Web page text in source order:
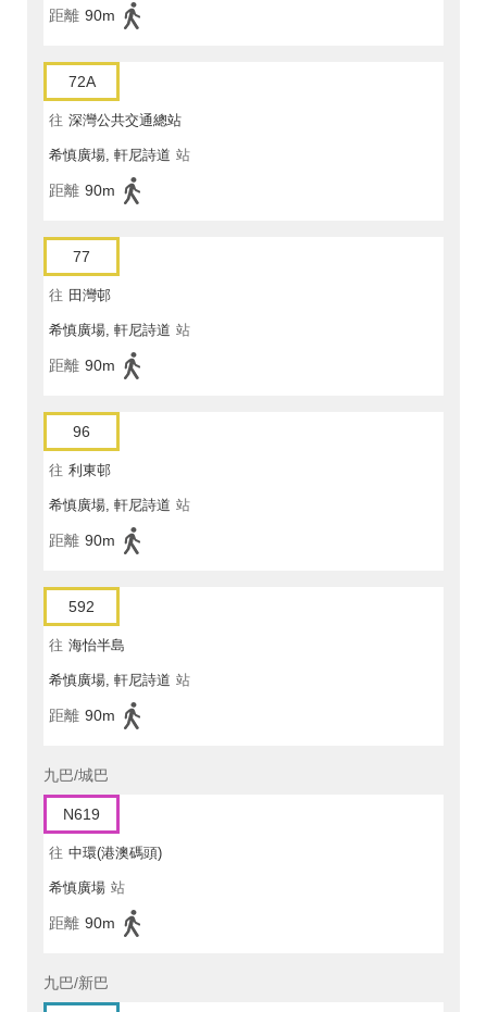
距離 90m
72A
往 深灣公共交通總站
希慎廣場, 軒尼詩道 站
距離 90m
77
往 田灣邨
希慎廣場, 軒尼詩道 站
距離 90m
96
往 利東邨
希慎廣場, 軒尼詩道 站
距離 90m
592
往 海怡半島
希慎廣場, 軒尼詩道 站
距離 90m
九巴/城巴
N619
往 中環(港澳碼頭)
希慎廣場 站
距離 90m
九巴/新巴